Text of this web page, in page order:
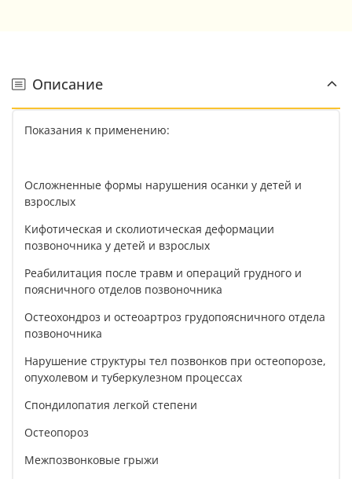
Описание
Показания к применению:
Осложненные формы нарушения осанки у детей и
взрослых
Кифотическая и сколиотическая деформации
позвоночника у детей и взрослых
Реабилитация после травм и операций грудного и
поясничного отделов позвоночника
Остеохондроз и остеоартроз грудопоясничного отдела
позвоночника
Нарушение структуры тел позвонков при остеопорозе,
опухолевом и туберкулезном процессах
Спондилопатия легкой степени
Остеопороз
Межпозвонковые грыжи